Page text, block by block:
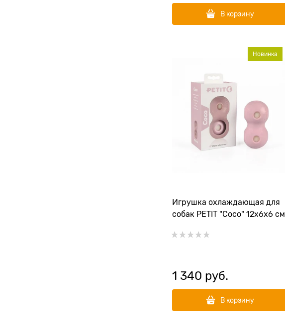
В корзину
Игрушка охлаждающая для
собак PETIT "Coco" 12x6x6 см
Новинка
1 340 руб.
В корзину